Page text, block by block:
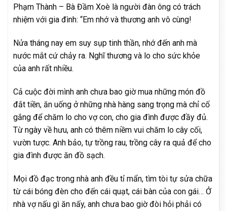
Phạm Thành – Bà Đầm Xoè là người đàn ông có trách
nhiệm với gia đình: “Em nhớ và thương anh vô cùng!
Nửa tháng nay em suy sụp tinh thần, nhớ đến anh mà
nước mắt cứ chảy ra. Nghĩ thương và lo cho sức khỏe
của anh rất nhiều.
Cả cuộc đời mình anh chưa bao giờ mua những món đồ
đắt tiền, ăn uống ở những nhà hàng sang trọng mà chỉ cố
gắng để chăm lo cho vợ con, cho gia đình được đầy đủ.
Từ ngày về hưu, anh có thêm niềm vui chăm lo cây cối,
vườn tược. Anh bảo, tự trồng rau, trồng cây ra quả để cho
gia đình được ăn đồ sạch.
Mọi đồ đạc trong nhà anh đều tỉ mẩn, tìm tòi tự sửa chữa
từ cái bóng đèn cho đến cái quạt, cái bàn của con gái… Ở
nhà vợ nấu gì ăn nấy, anh chưa bao giờ đòi hỏi phải có